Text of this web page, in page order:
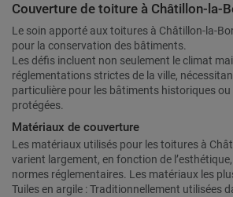
Couverture de toiture à Châtillon-la-
Le soin apporté aux toitures à Châtillon-la-
pour la conservation des bâtiments.
Les défis incluent non seulement le climat
réglementations strictes de la ville,
particulière pour les bâtiments historiques
protégées.
Matériaux de couverture
Les matériaux utilisés pour les toitures à
varient largement, en fonction de
normes réglementaires. Les matériaux les
Tuiles en argile : Traditionnellement utilisées